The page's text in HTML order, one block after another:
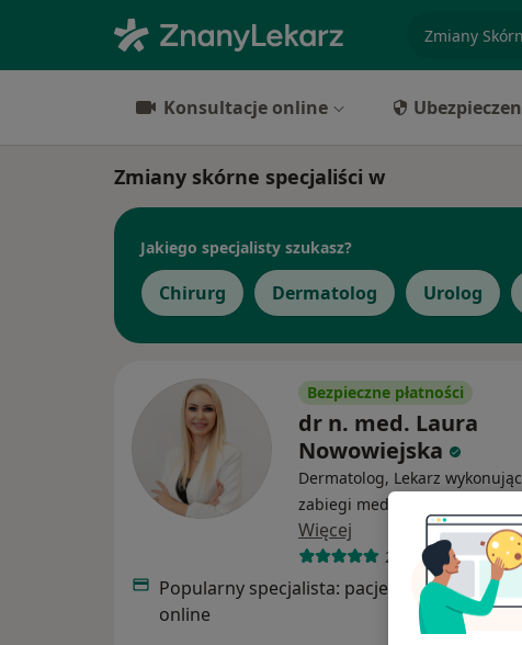
Konsultacje online
Zmiany skórne specjaliści w
Jakiego specjalisty szukasz?
Chirurg Dermatolog Urolog
Bezpieczne płatności
dr n. med. Laura
Nowowiejska
Dermatolog, Lekarz
zabiegi medycyny estetycznej
Więcej
214 opinii
Popularny specjalista: pacjenci chętnie płacą
online